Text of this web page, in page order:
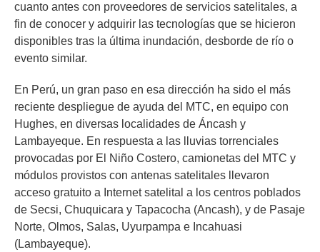
cuanto antes con proveedores de servicios satelitales, a
fin de conocer y adquirir las tecnologías que se hicieron
disponibles tras la última inundación, desborde de río o
evento similar.
En Perú, un gran paso en esa dirección ha sido el más
reciente despliegue de ayuda del MTC, en equipo con
Hughes, en diversas localidades de Áncash y
Lambayeque. En respuesta a las lluvias torrenciales
provocadas por El Niño Costero, camionetas del MTC y
módulos provistos con antenas satelitales llevaron
acceso gratuito a Internet satelital a los centros poblados
de Secsi, Chuquicara y Tapacocha (Ancash), y de Pasaje
Norte, Olmos, Salas, Uyurpampa e Incahuasi
(Lambayeque).